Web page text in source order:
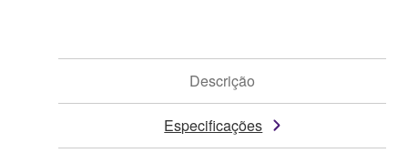
Descrição
Especificações